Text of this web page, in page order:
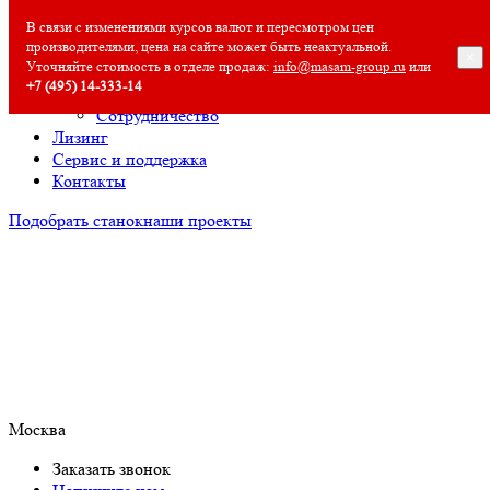
В связи с изменениями курсов валют и пересмотром цен
производителями, цена на сайте может быть неактуальной.
Уточняйте стоимость в отделе продаж: info@masam-group.ru или
+7 (495) 14‑333‑14
О компании
О компании
Полезная информация
Вакансии
Сотрудничество
Лизинг
Сервис и поддержка
Контакты
Подобрать станокнаши проекты
Москва
Заказать звонок